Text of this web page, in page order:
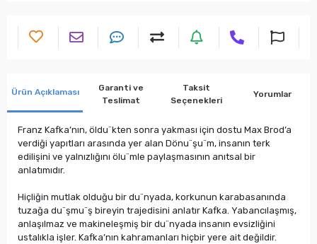
Ürün Açıklaması
Garanti ve
Teslimat
Taksit
Seçenekleri
Yorumlar
Franz Kafka’nın, öldu¨kten sonra yakması için dostu Max Brod’a
verdiği yapıtları arasında yer alan Dönu¨şu¨m, insanın terk
edilişini ve yalnızlığını ölu¨mle paylaşmasının anıtsal bir
anlatımıdır.
Hiçliğin mutlak olduğu bir du¨nyada, korkunun karabasanında
tuzağa du¨şmu¨ş bireyin trajedisini anlatır Kafka. Yabancılaşmış,
anlaşılmaz ve makineleşmiş bir du¨nyada insanın evsizliğini
ustalıkla işler. Kafka’nın kahramanları hiçbir yere ait değildir.